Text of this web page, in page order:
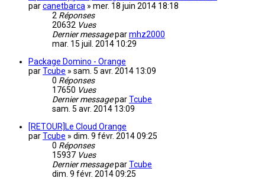
parcanetbarca » mer. 18 juin 2014 18:18
2 Réponses
20632 Vues
Dernier messageparmhz2000
mar. 15 juil. 2014 10:29
Package Domino - Orange
parTcube » sam. 5 avr. 2014 13:09
0 Réponses
17650 Vues
Dernier messageparTcube
sam. 5 avr. 2014 13:09
[RETOUR]Le Cloud Orange
parTcube » dim. 9 févr. 2014 09:25
0 Réponses
15937 Vues
Dernier messageparTcube
dim. 9 févr. 2014 09:25